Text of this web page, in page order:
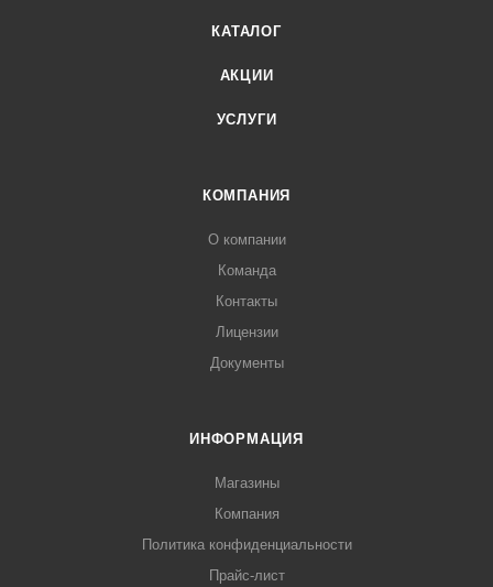
КАТАЛОГ
АКЦИИ
УСЛУГИ
КОМПАНИЯ
О компании
Команда
Контакты
Лицензии
Документы
ИНФОРМАЦИЯ
Магазины
Компания
Политика конфиденциальности
Прайс-лист